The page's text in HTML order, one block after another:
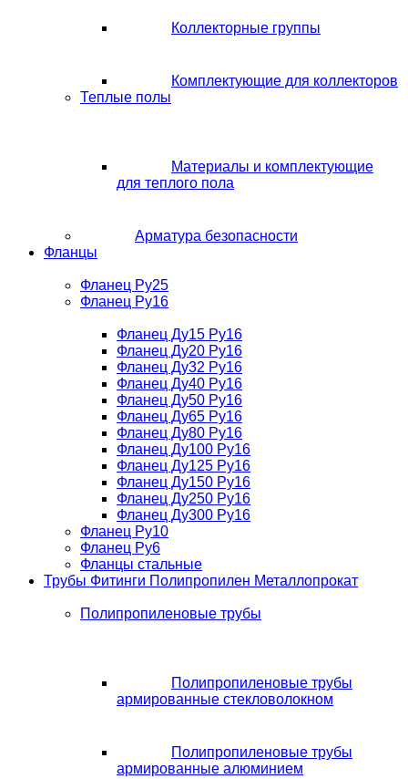
Коллекторные группы
Комплектующие для коллекторов
Теплые полы
Материалы и комплектующие
для теплого пола
Арматура безопасности
Фланцы
Фланец Ру25
Фланец Ру16
Фланец Ду15 Ру16
Фланец Ду20 Ру16
Фланец Ду32 Ру16
Фланец Ду40 Ру16
Фланец Ду50 Ру16
Фланец Ду65 Ру16
Фланец Ду80 Ру16
Фланец Ду100 Ру16
Фланец Ду125 Ру16
Фланец Ду150 Ру16
Фланец Ду250 Ру16
Фланец Ду300 Ру16
Фланец Ру10
Фланец Ру6
Фланцы стальные
Трубы Фитинги Полипропилен Металлопрокат
Полипропиленовые трубы
Полипропиленовые трубы
армированные стекловолокном
Полипропиленовые трубы
армированные алюминием